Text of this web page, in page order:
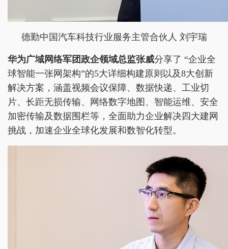
德勤中国汽车科技行业服务主管合伙人 刘宇瑞
华为广域网络军团政企领域总监张威分享了 “企业全
球智能一张网架构”的5大详细构建原则以及8大创新
解决方案，涵盖视频会议保障、数据快递、工业切
片、长距无损传输、网络数字地图、智能运维、安全
加密传输及数据围栏等，全面助力企业解决四大建网
挑战，加速企业全球化发展和数智化转型。